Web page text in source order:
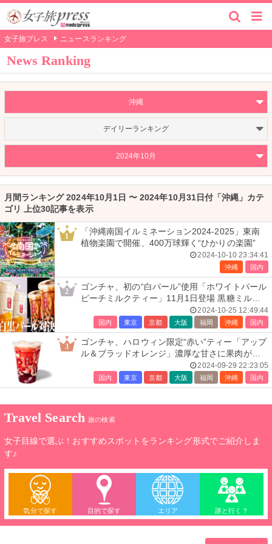
女子旅プレス ニュースランキング
News Ranking
沖縄
デイリーランキング
2024年10月
月間ランキング 2024年10月1日 〜 2024年10月31日付「沖縄」カテ
ゴリ 上位30記事を表示
1
「沖縄南国イルミネーション2024-2025」東南
植物楽園で開催、400万球輝く“ひかりの楽園”
2024-10-10 23:34:41
沖縄 国内
2
ゴンチャ、初の“白パール”使用「ホワイトパール
ピーチミルクティー」11月1日登場 黒糖ミルク
2024-10-25 12:49:44
国内 東京 京都 大阪 福岡 沖縄 国内
3
ゴンチャ、ハロウィン限定“赤い”ティー「アップ
ル＆ブラッドオレンジ」濃厚な甘さに果肉がア
2024-09-29 22:23:05
国内 東京 京都 大阪 福岡 沖縄 国内
Travel Search 旅の検索
女子目線で選ぶ！おすすめスポットをランキング形式でご紹介しま
す♪
気分で探す 目的で探す エリア 誰と行く？